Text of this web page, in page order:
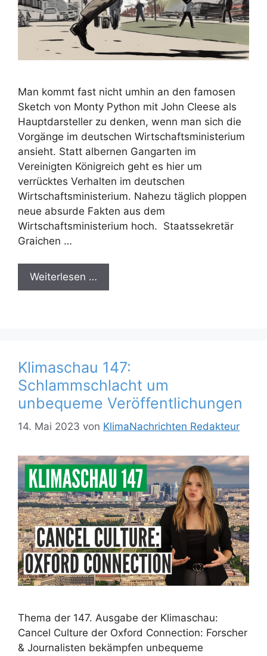
Man kommt fast nicht umhin an den famosen
Sketch von Monty Python mit John Cleese als
Hauptdarsteller zu denken, wenn man sich die
Vorgänge im deutschen Wirtschaftsministerium
ansieht. Statt albernen Gangarten im
Vereinigten Königreich geht es hier um
verrücktes Verhalten im deutschen
Wirtschaftsministerium. Nahezu täglich ploppen
neue absurde Fakten aus dem
Wirtschaftsministerium hoch. Staatssekretär
Graichen …
Weiterlesen …
Klimaschau 147:
Schlammschlacht um
unbequeme Veröffentlichungen
14. Mai 2023 von KlimaNachrichten Redakteur
Thema der 147. Ausgabe der Klimaschau:
Cancel Culture der Oxford Connection: Forscher
& Journalisten bekämpfen unbequeme